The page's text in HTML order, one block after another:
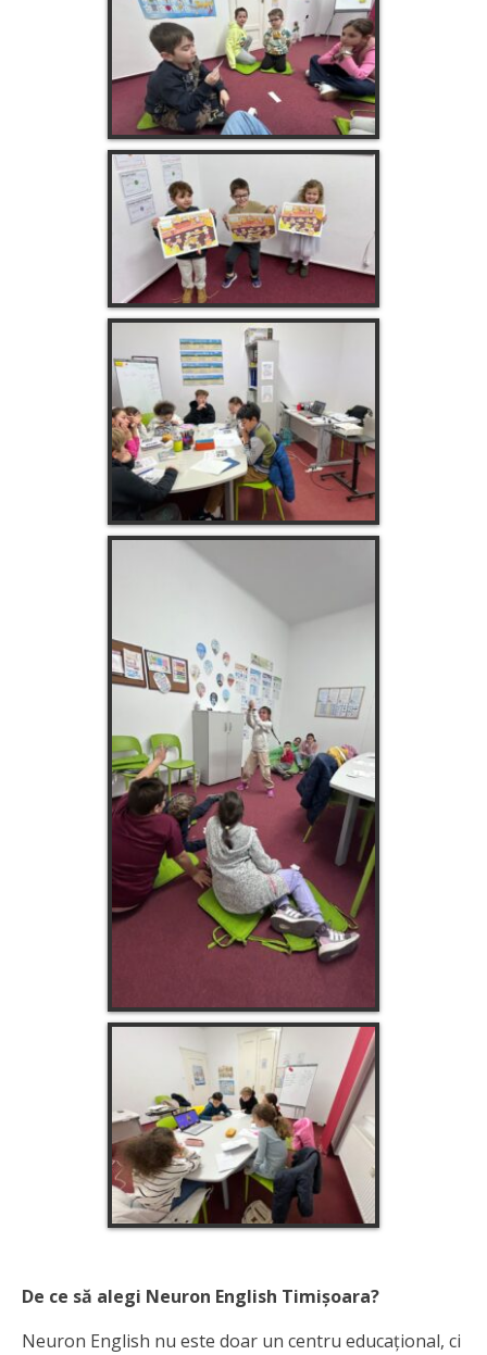
De ce să alegi Neuron English Timișoara?
Neuron English nu este doar un centru educațional, ci